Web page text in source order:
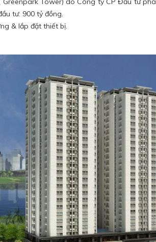
tư: 900 tỷ đồng.
& lắp đặt thiết bị.